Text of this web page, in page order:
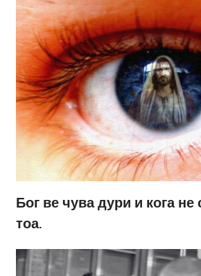
Бог ве чува дури и кога не
тоа.